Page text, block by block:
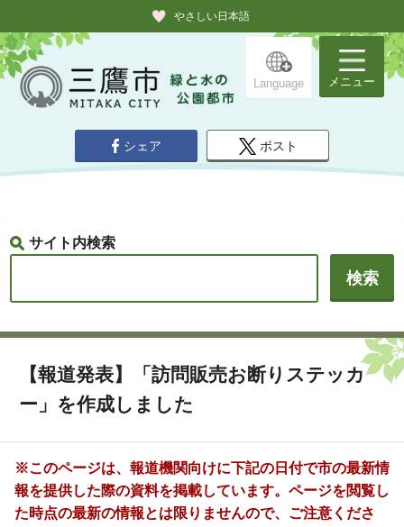
やさしい日本語
Language メニュー
シェア ポスト
サイト内検索
【報道発表】「訪問販売お断りステッカ
ー」を作成しました
※このページは、報道機関向けに下記の日付で市の最新情
報を提供した際の資料を掲載しています。ページを閲覧し
た時点の最新の情報とは限りませんので、ご注意くださ